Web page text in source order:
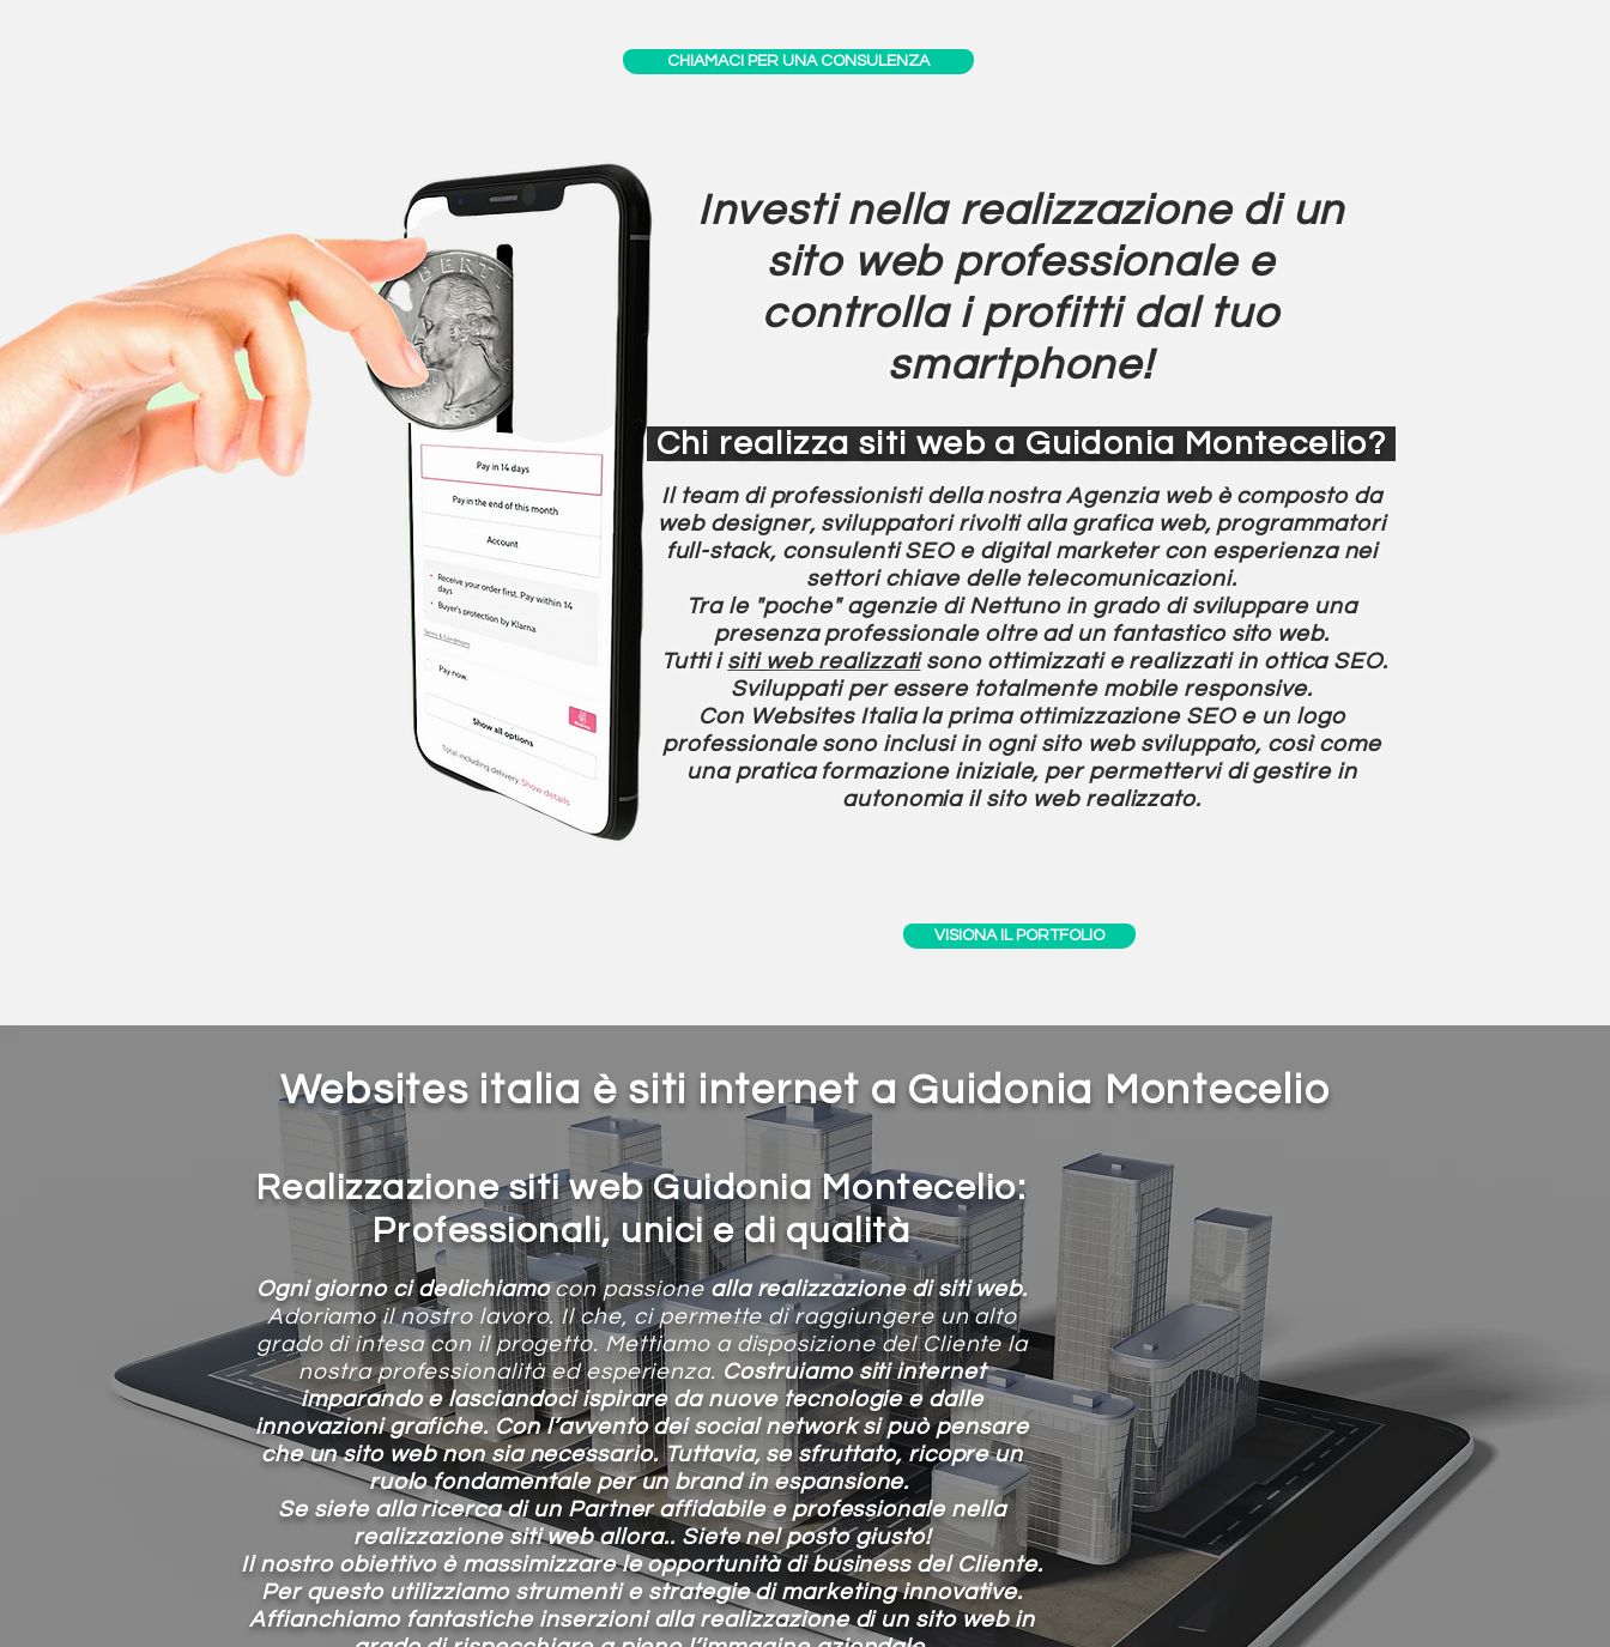
CHIAMACI PER UNA CONSULENZA
Chi realizza siti web a Guidonia Montecelio?
Investi nella realizzazione di un
sito webprofessionale e
controlla i profitti dal tuo
smartphone!
Il team di professionisti della nostraAgenzia webè composto da
web designer, sviluppatori rivolti alla grafica web, programmatori
full-stack, consulenti SEO e digital marketer con esperienza nei
settori chiave delle telecomunicazioni.
Tra le "poche" agenzie di Nettuno in grado di sviluppare una
presenza professionale oltre ad un fantastico sito web.
Tutti i siti web realizzatisono ottimizzati e realizzati in ottica SEO.
Sviluppati per essere totalmente mobile responsive.
Con Websites Italiala prima ottimizzazione SEO e un logo
professionale sono inclusi in ogni sito web sviluppato, così come
una pratica formazione iniziale, per permettervi di gestire in
autonomia il sito web realizzato.
VISIONA IL PORTFOLIO
Websites italia è siti internet a Guidonia Montecelio
Realizzazione siti web Guidonia Montecelio:
Professionali, unici e di qualità
Ogni giorno ci dedichiamocon passione alla realizzazione di siti web.
Adoriamo il nostro lavoro. Il che, ci permette di raggiungere un alto
grado di intesa con il progetto. Mettiamo a disposizione del Cliente la
nostra professionalità ed esperienza. Costruiamo siti internet
imparando e lasciandoci ispirare da nuove tecnologie e dalle
innovazioni grafiche. Con l’avvento dei social network si può pensare
che un sito web non sia necessario. Tuttavia, se sfruttato, ricopre un
ruolo fondamentale per un brand in espansione.
Se siete alla ricerca di un Partner affidabile e professionale nella
realizzazione siti weballora.. Siete nel posto giusto!
Il nostro obiettivo è massimizzare le opportunità di business del Cliente.
Per questo utilizziamo strumenti e strategie di marketing innovative.
Affianchiamo fantastiche inserzioni alla realizzazione di un sito web in